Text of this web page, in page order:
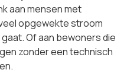
aan mensen met
opgewekte stroom
Of aan bewoners die
zonder een technisch